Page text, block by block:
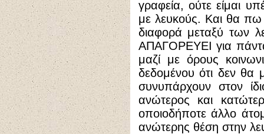
γραφεία, ούτε είμαι
με λευκούς. Και θα πω
διαφορά μεταξύ των
ΑΠΑΓΟΡΕΥΕΙ για
μαζί με όρους
δεδομένου ότι δεν
συνυπάρχουν στον
ανώτερος και
οποιοδήποτε άλλο
ανώτερης θέση στην